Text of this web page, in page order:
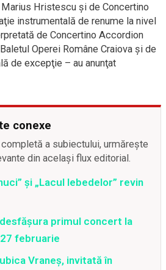
Hristescu şi de Concertino
instrumentală de renume la nivel
de Concertino Accordion
Operei Române Craiova şi de
de excepţie – au anunţat
conexe
a subiectului, urmărește
din același flux editorial.
și „Lacul lebedelor” revin
primul concert la
februarie
Vraneș, invitată în